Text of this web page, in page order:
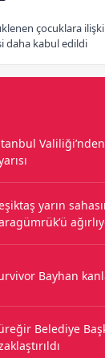
çocuklara
daha kabul edildi
yarın
Bayhan
Belediye